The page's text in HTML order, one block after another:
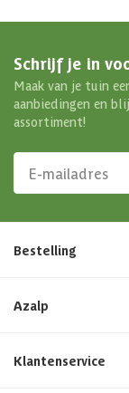
Schrijf je in
Maak van je tuin
aanbiedingen en
assortiment!
Bestelling
Azalp
Klantenservice